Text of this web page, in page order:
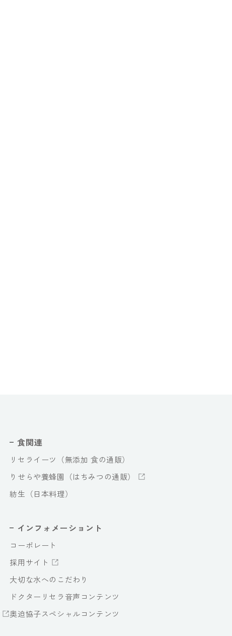
食関連
リセライーツ（無添加 食の通販）
りせらや養蜂園（はちみつの通販）
紡生（日本料理）
インフォメーショント
コーポレート
採用サイト
大切な水へのこだわり
ドクターリセラ音声コンテンツ
奥迫協子スペシャルコンテンツ